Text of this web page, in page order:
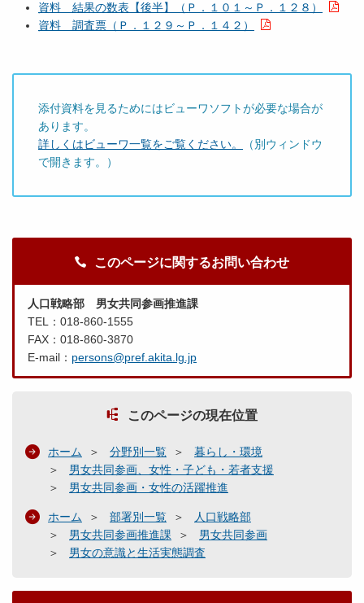
資料 結果の数表【後半】（Ｐ．１０１～Ｐ．１２８）
資料 調査票（Ｐ．１２９～Ｐ．１４２）
添付資料を見るためにはビューワソフトが必要な場合が
あります。
詳しくはビューワ一覧をご覧ください。
（別ウィンドウ
で開きます。）
このページに関するお問い合わせ
人口戦略部 男女共同参画推進課
TEL：018-860-1555
FAX：018-860-3870
E-mail： persons@pref.akita.lg.jp
このページの現在位置
ホーム 分野別一覧
暮らし・環境
男女共同参画、女性・子ども・若者支援
男女共同参画・女性の活躍推進
ホーム 部署別一覧
人口戦略部
男女共同参画推進課
男女共同参画
男女の意識と生活実態調査